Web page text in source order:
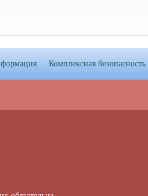
Комплексная безопасность